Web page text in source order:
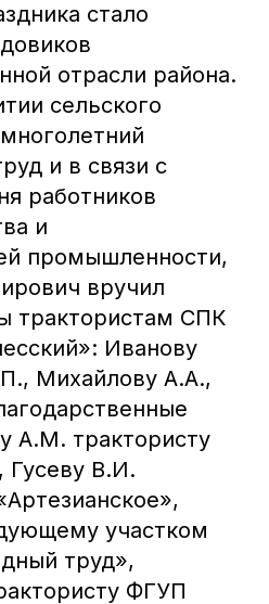
стало
отрасли района.
сельского
и в связи с
работников
и
промышленности,
вручил
трактористам СПК
Иванову
Михайлову А.А.,
А.М. трактористу
Гусеву В.И.
участком
труд»,
ФГУП